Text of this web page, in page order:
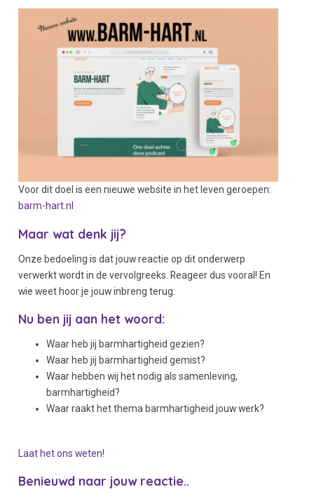
Voor dit doel is een nieuwe website in het leven geroepen:
barm-hart.nl
Maar wat denk jij?
Onze bedoeling is dat jouw reactie op dit onderwerp
verwerkt wordt in de vervolgreeks. Reageer dus vooral! En
wie weet hoor je jouw inbreng terug.
Nu ben jij aan het woord:
Waar heb jij barmhartigheid gezien?
Waar heb jij barmhartigheid gemist?
Waar hebben wij het nodig als samenleving,
barmhartigheid?
Waar raakt het thema barmhartigheid jouw werk?
Laat het ons weten!
Benieuwd naar jouw reactie..